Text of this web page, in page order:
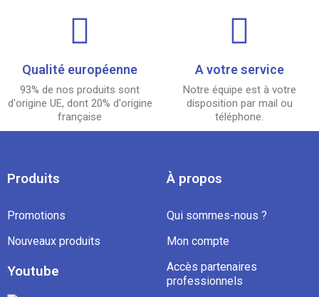
Qualité européenne
93% de nos produits sont
d'origine UE, dont 20% d'origine
française
A votre service
Notre équipe est à votre
disposition par mail ou
téléphone.
Produits
Promotions
Nouveaux produits
Youtube
À propos
Qui sommes-nous ?
Mon compte
Accès partenaires
professionnels